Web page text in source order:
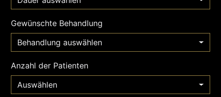
Gewünschte Behandlung
Behandlung auswählen
Anzahl der Patienten
Auswählen